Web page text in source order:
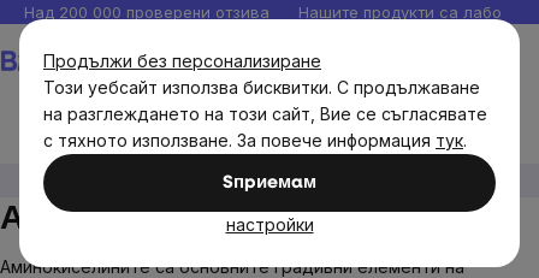
Продължи без персонализиране
Този уебсайт използва бисквитки. С продължаване
на разглеждането на този сайт, Вие се съгласявате
с тяхното използване. За повече информация тук.
Sпpиeмaм
настройки
Прескочи
към
съдържанието
Над 200 000 проверени отзива Нашите продукти са
Аминокиселина
Аминокиселина
Аминокиселините са основните градивни елементи на